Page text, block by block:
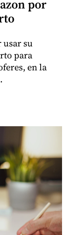
por
usar su
para
en la